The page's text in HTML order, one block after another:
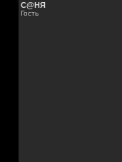
С@НЯ
Гость